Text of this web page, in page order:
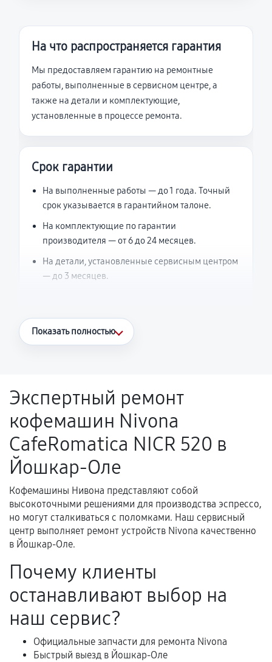
На что распространяется гарантия
Мы предоставляем гарантию на ремонтные
работы, выполненные в сервисном центре, а
также на детали и комплектующие,
установленные в процессе ремонта.
Срок гарантии
На выполненные работы — до 1 года. Точный
срок указывается в гарантийном талоне.
На комплектующие по гарантии
производителя — от 6 до 24 месяцев.
На детали, установленные сервисным центром
— до 3 месяцев.
Что считается гарантийным случаем
Поломка установленной детали при
нормальной эксплуатации в течение
гарантийного срока.
Несоответствие комплектующей заявленным
техническим характеристикам.
Документы для подтверждения
гарантии
Акт выполненных работ с датой, перечнем
услуг и сроком гарантии.
Документы на установленные комплектующие
и кассовый чек.
Показать полностью
Экспертный ремонт
кофемашин Nivona
CafeRomatica NICR 520 в
Йошкар-Оле
Кофемашины Нивона представляют собой
высокоточными решениями для производства эспрессо,
но могут сталкиваться с поломками. Наш сервисный
центр выполняет ремонт устройств Nivona качественно
в Йошкар-Оле.
Почему клиенты
останавливают выбор на
наш сервис?
Официальные запчасти для ремонта Nivona
Быстрый выезд в Йошкар-Оле